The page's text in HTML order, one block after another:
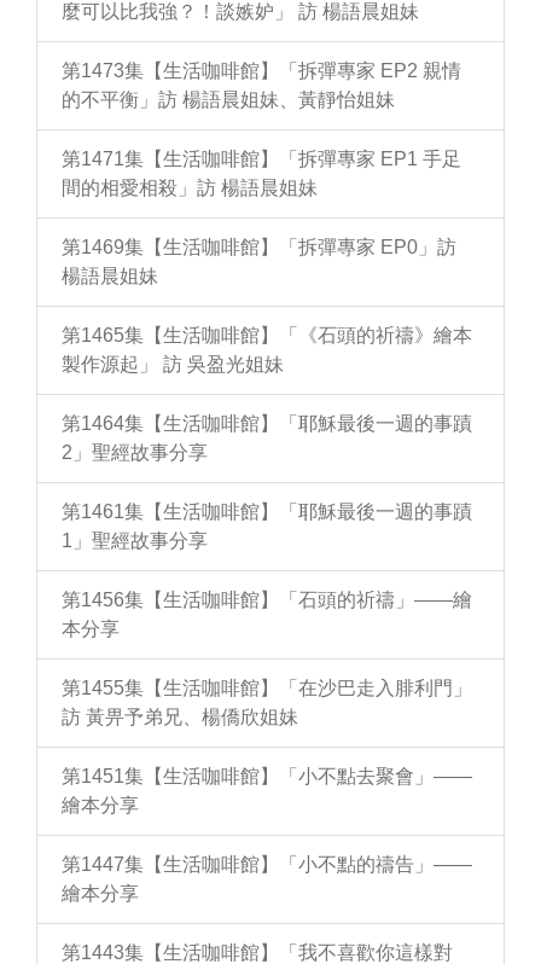
麼可以比我強？！談嫉妒」 訪 楊語晨姐妹
第1473集【生活咖啡館】「拆彈專家 EP2 親情
的不平衡」訪 楊語晨姐妹、黃靜怡姐妹
第1471集【生活咖啡館】「拆彈專家 EP1 手足
間的相愛相殺」訪 楊語晨姐妹
第1469集【生活咖啡館】「拆彈專家 EP0」訪
楊語晨姐妹
第1465集【生活咖啡館】「《石頭的祈禱》繪本
製作源起」 訪 吳盈光姐妹
第1464集【生活咖啡館】「耶穌最後一週的事蹟
2」聖經故事分享
第1461集【生活咖啡館】「耶穌最後一週的事蹟
1」聖經故事分享
第1456集【生活咖啡館】「石頭的祈禱」——繪
本分享
第1455集【生活咖啡館】「在沙巴走入腓利門」
訪 黃畀予弟兄、楊僑欣姐妹
第1451集【生活咖啡館】「小不點去聚會」——
繪本分享
第1447集【生活咖啡館】「小不點的禱告」——
繪本分享
第1443集【生活咖啡館】「我不喜歡你這樣對